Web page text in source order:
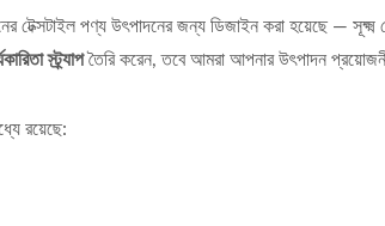
টেক্সটাইল পণ্য উৎপাদনের জন্য ডিজাইন করা হয়েছে —
স্ট্র্যাপতৈরি করেন, তবে আমরা আপনার উৎপাদন
রয়েছে: